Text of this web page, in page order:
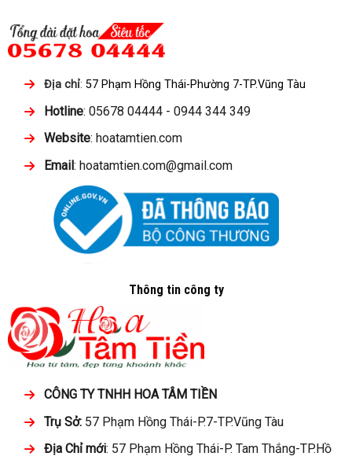
Địa chỉ: 57 Phạm Hồng Thái-Phường 7-TP.Vũng Tàu
Hotline: 05678 04444 - 0944 344 349
Website: hoatamtien.com
Email: hoatamtien.com@gmail.com
Thông tin công ty
CÔNG TY TNHH HOA TÂM TIỀN
Trụ Sở: 57 Phạm Hồng Thái-P.7-TP.Vũng Tàu
Địa Chỉ mới: 57 Phạm Hồng Thái-P. Tam Thắng-TP.Hồ